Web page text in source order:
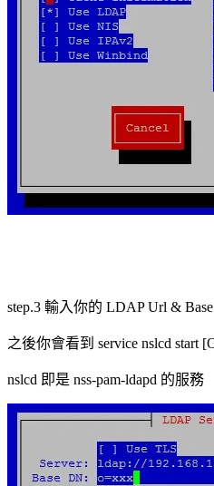
step.3 輸入你的 LDAP Url &
之後你會看到 service nslcd start
nslcd 即是 nss-pam-ldapd 的服務